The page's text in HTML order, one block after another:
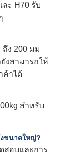
ะ H70 รับ
ถึง 200 มม
งสามารถให้
ค้าได้
สําหรับ
งขนาดใหญ่?
สอบและการ